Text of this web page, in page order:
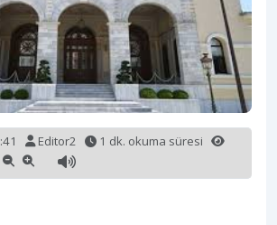
Editor2
1 dk. okuma süresi